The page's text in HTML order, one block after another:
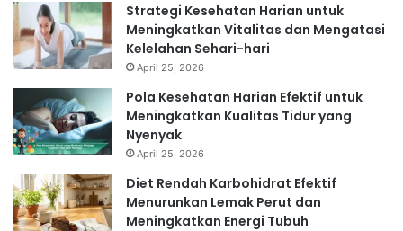
Strategi Kesehatan Harian untuk
Meningkatkan Vitalitas dan Mengatasi
Kelelahan Sehari-hari
April 25, 2026
Pola Kesehatan Harian Efektif untuk
Meningkatkan Kualitas Tidur yang
Nyenyak
April 25, 2026
Diet Rendah Karbohidrat Efektif
Menurunkan Lemak Perut dan
Meningkatkan Energi Tubuh